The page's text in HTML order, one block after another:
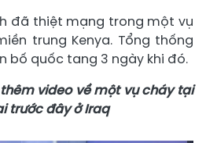
đã thiệt mạng trong một vụ
trung Kenya. Tổng thống
bố quốc tang 3 ngày khi đó.
video về một vụ cháy tại
trước đây ở Iraq